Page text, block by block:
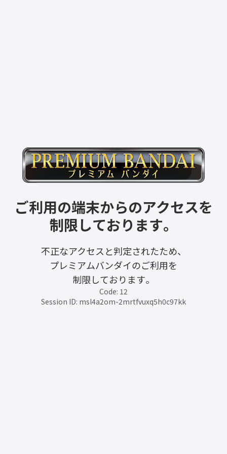
ご利用の端末からのアクセスを
制限しております。
不正なアクセスと判定されたため、
プレミアムバンダイのご利用を
制限しております。
Code: 12
Session ID: msl4a2om-2mrtfvuxq5h0c97kk